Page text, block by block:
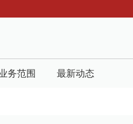
务范围 最新动态